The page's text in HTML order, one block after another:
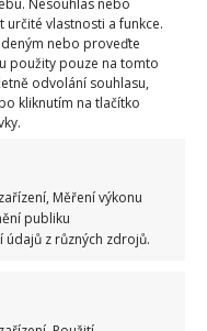
vlastnosti a funkce.
nebo proveďte
použity pouze na tomto
odvolání souhlasu,
kliknutím na tlačítko
Měření výkonu
publiku
z různých zdrojů.
zapotíme. Na
a začíná být
vhodit do pračky a
cvičební lekci
Dokončili jste